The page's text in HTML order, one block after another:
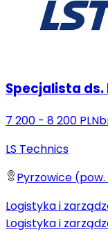
Specjalista
7 200 - 8 200 PLN
LS Technics
Pyrzowice
Logistyka i
Logistyka i